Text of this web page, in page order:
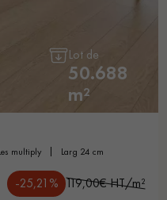
Lot de
50.688
m²
les multiply larg 24 cm
-25,21% 119,00€ HT/m²